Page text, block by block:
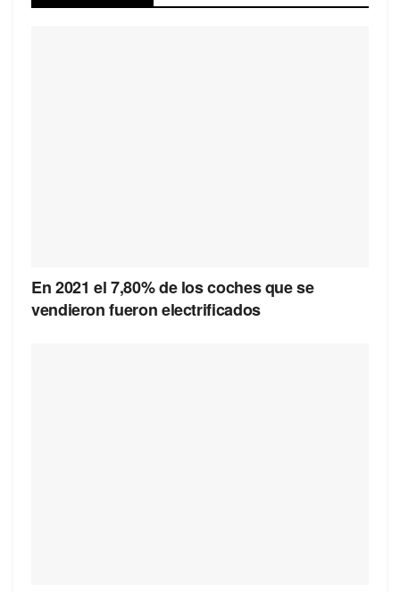
En 2021 el 7,80% de los coches que se
vendieron fueron electrificados